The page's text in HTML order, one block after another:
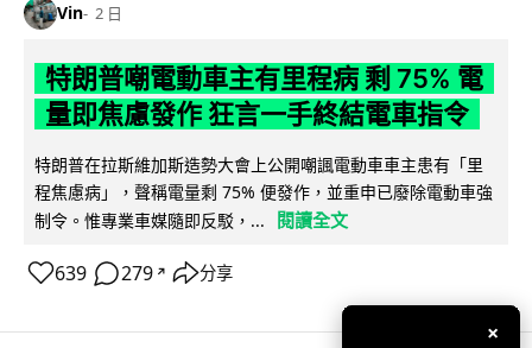
Vin 2 日
特朗普嘲電動車主有里程病 剩 75% 電
量即焦慮發作 狂言一手終結電車指令
特朗普在拉斯維加斯造勢大會上公開嘲諷電動車車主患有「里
程焦慮病」，聲稱電量剩 75% 便發作，並重申已廢除電動車強
制令。惟專業車媒隨即反駁，...
閱讀全文
639 279 ↗ 分享
×